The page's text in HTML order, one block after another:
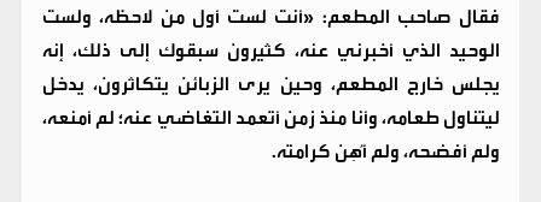
فقال صاحب المطعم: «أنت لست أول من لاحظه، ولست
الوحيد الذي أخبرني عنه، كثيرون سبقوك إلى ذلك، إنه
يجلس خارج المطعم، وحين يرى الزبائن يتكاثرون، يدخل
ليتناول طعامه، وأنا منذ زمن أتعمد التغاضي عنه؛ لم أمنعه،
ولم أفضحه، ولم أُهِن كرامته.